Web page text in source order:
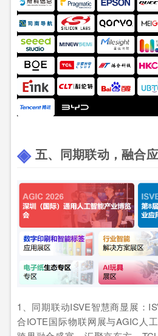
五、同期联动，融合
1、同期联动ISVE智慧商显展：
合IOTE国际物联网展与AGIC人